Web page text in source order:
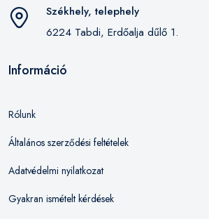
Székhely, telephely
6224 Tabdi, Erdőalja dűlő 1.
Információ
Rólunk
Általános szerződési feltételek
Adatvédelmi nyilatkozat
Gyakran ismételt kérdések